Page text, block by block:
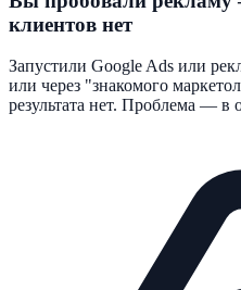
клиентов нет
Запустили Google Ads или
или через "знакомого
результата нет. Проблема — в